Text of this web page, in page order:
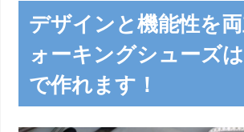
デザインと機能性を
ォーキングシューズ
で作れます！